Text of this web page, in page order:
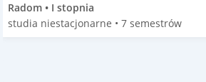
Radom • I stopnia
studia niestacjonarne • 7 semestrów